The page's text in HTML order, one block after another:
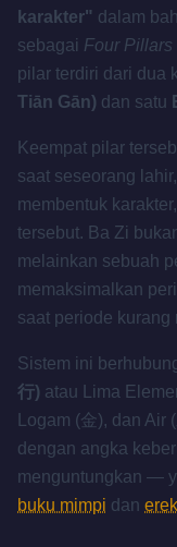
karakter" dalam
sebagai Four Pillars
pilar terdiri dari dua
Tiān Gān) dan satu
Keempat pilar
saat seseorang
membentuk
tersebut. Ba Zi
melainkan sebuah
memaksimalkan
saat periode kurang
Sistem ini
行) atau Lima
Logam (金), dan
dengan angka
menguntungkan —
buku mimpi dan